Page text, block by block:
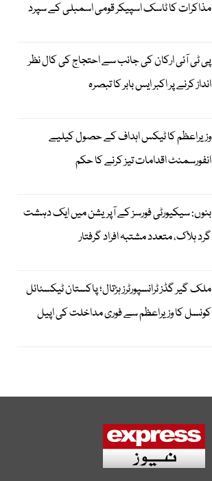
مذاکرات کا ٹاسک اسپیکر قومی اسمبلی کے سپرد
پی ٹی آئی ارکان کی جانب سے احتجاج کی کال نظر
انداز کرنے پر اکبر ایس بابر کا تبصرہ
وزیراعظم کا ٹیکس اہداف کے حصول کیلیے
انفورسمنٹ اقدامات تیز کرنے کا حکم
بنوں: سیکیورٹی فورسز کے آپریشن میں ایک دہشت
گرد ہلاک، متعدد مشتبہ افراد گرفتار
ملک گیر گڈز ٹرانسپورٹرز ہڑتال؛ پاکستان ٹیکسٹائل
کونسل کا وزیراعظم سے فوری مداخلت کی اپیل